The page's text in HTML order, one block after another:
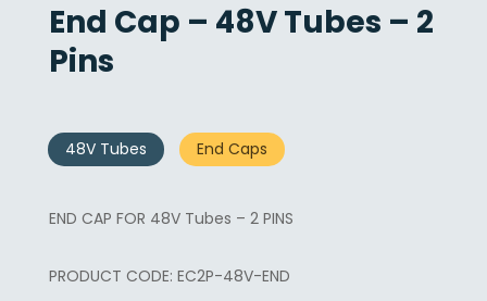
End Cap – 48V Tubes – 2
Pins
48V Tubes End Caps
END CAP FOR 48V Tubes – 2 PINS
EC2P-48V-END